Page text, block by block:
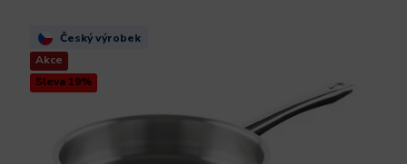
Akce
Český výrobek
Sleva 19%